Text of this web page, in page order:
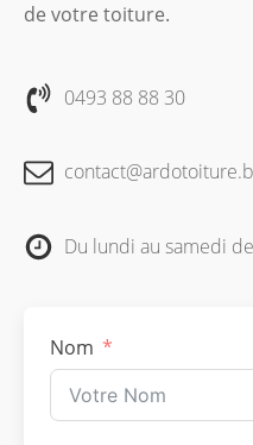
de votre toiture.
0493 88 88 30
Du lundi au samedi
Nom